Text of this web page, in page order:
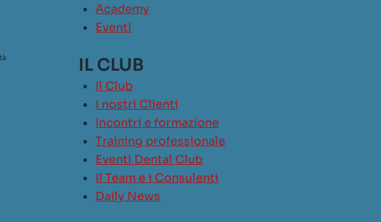
Academy
Eventi
IL CLUB
Il Club
I nostri Clienti
Incontri e formazione
Training professionale
Eventi Dental Club
Il Team e i Consulenti
Daily News